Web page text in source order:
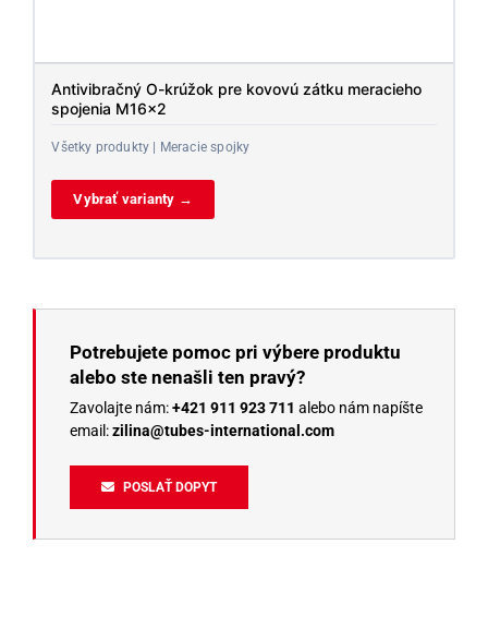
Antivibračný O-krúžok pre kovovú zátku meracieho
spojenia M16x2
Všetky produkty | Meracie spojky
Vybrať varianty →
Potrebujete pomoc pri výbere produktu
alebo ste nenašli ten pravý?
Zavolajte nám:+421 911 923 711 alebo nám napíšte
email:zilina@tubes-international.com
POSLAŤ DOPYT